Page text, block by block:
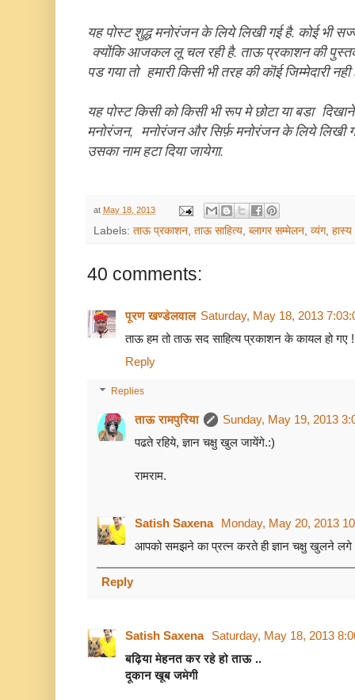
यह पोस्ट शुद्ध मनोरंजन के लिये लिखी गई है. कोई भी
क्योंकि आजकल लू चल रही है. ताऊ प्रकाशन की
पड गया तो हमारी किसी भी तरह की कॊई जिम्मेदारी
यह पोस्ट किसी को किसी भी रूप मे छोटा या बडा
मनोरंजन, मनोरंजन और सिर्फ़ मनोरंजन के लिये लिखी
उसका नाम हटा दिया जायेगा.
at May 18, 2013
Labels: ताऊ प्रकाशन, ताऊ साहित्य, ब्लागर सम्मेलन, व्यंग, हास्य
40 comments:
पूरण खण्डेलवाल Saturday, May 18, 2013
ताऊ हम तो ताऊ सद साहित्य प्रकाशन के कायल हो गए
Reply
Replies
ताऊ रामपुरिया
Sunday, May 19, 2013
पढते रहिये, ज्ञान चक्षु खुल जायेंगे.:)
रामराम.
Satish Saxena Monday, May 20, 2013
आपको समझने का प्रत्न करते ही ज्ञान चक्षु खुलने
Reply
Satish Saxena Saturday, May 18, 2013
बढ़िया मेहनत कर रहे हो ताऊ ..
दूकान खूब जमेगी